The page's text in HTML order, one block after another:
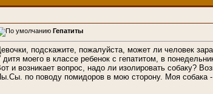
Гепатиты
подскажите, пожалуйста, может ли человек
дитя моего в классе ребенок с гепатитом, в
и возникает вопрос, надо ли изолировать собаку?
по поводу помидоров в мою сторону. Моя собака -